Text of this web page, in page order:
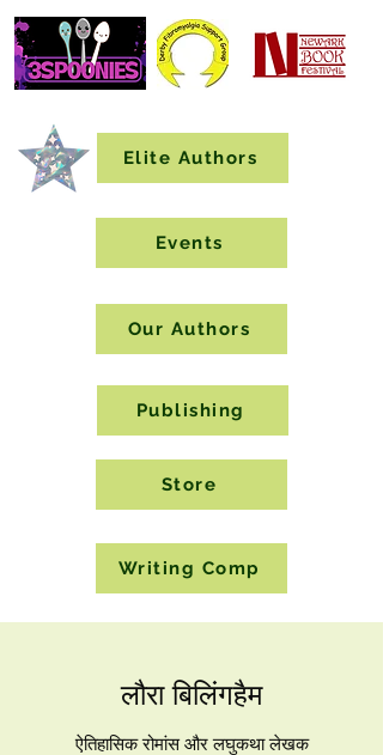
Elite Authors
Events
Our Authors
Publishing
Store
Writing Comp
लौरा बिलिंगहैम
ऐतिहासिक रोमांस और लघुकथा लेखक